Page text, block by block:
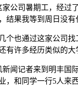
公司暑期工，经过
结果我等到周日没
个也通过这家公司
有许多经历类似的大
新闻记者来到明丰国
，和同学一行5人来